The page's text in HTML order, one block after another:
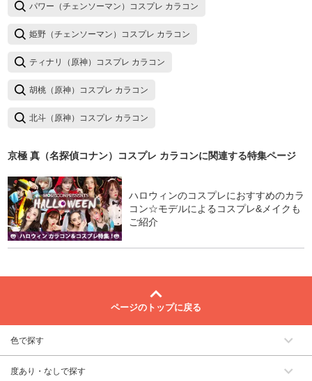
パワー（チェンソーマン）コスプレ カラコン
姫野（チェンソーマン）コスプレ カラコン
ティナリ（原神）コスプレ カラコン
胡桃（原神）コスプレ カラコン
北斗（原神）コスプレ カラコン
京極 真（名探偵コナン）コスプレ カラコンに関連する特集ページ
ハロウィンのコスプレにおすすめのカラ
コン☆モデルによるコスプレ&メイクも
ご紹介
ページのトップに戻る
色で探す
度あり・なしで探す